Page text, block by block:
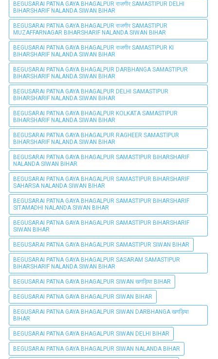
BEGUSARAI PATNA GAYA BHAGALPUR राजगीर SAMASTIPUR DELHI
BIHARSHARIF NALANDA SIWAN BIHAR
BEGUSARAI PATNA GAYA BHAGALPUR राजगीर SAMASTIPUR
MUZAFFARNAGAR BIHARSHARIF NALANDA SIWAN BIHAR
BEGUSARAI PATNA GAYA BHAGALPUR राजगीर SAMASTIPUR KI
BIHARSHARIF NALANDA SIWAN BIHAR
BEGUSARAI PATNA GAYA BHAGALPUR DARBHANGA SAMASTIPUR
BIHARSHARIF NALANDA SIWAN BIHAR
BEGUSARAI PATNA GAYA BHAGALPUR DELHI SAMASTIPUR
BIHARSHARIF NALANDA SIWAN BIHAR
BEGUSARAI PATNA GAYA BHAGALPUR KOLKATA SAMASTIPUR
BIHARSHARIF NALANDA SIWAN BIHAR
BEGUSARAI PATNA GAYA BHAGALPUR RAGHEER SAMASTIPUR
BIHARSHARIF NALANDA SIWAN BIHAR
BEGUSARAI PATNA GAYA BHAGALPUR SAMASTIPUR BIHARSHARIF
NALANDA SIWAN BIHAR
BEGUSARAI PATNA GAYA BHAGALPUR SAMASTIPUR BIHARSHARIF
SAHARSA NALANDA SIWAN BIHAR
BEGUSARAI PATNA GAYA BHAGALPUR SAMASTIPUR BIHARSHARIF
SITAMADHI NALANDA SIWAN BIHAR
BEGUSARAI PATNA GAYA BHAGALPUR SAMASTIPUR BIHARSHARIF
SIWAN BIHAR
BEGUSARAI PATNA GAYA BHAGALPUR SAMASTIPUR SIWAN BIHAR
BEGUSARAI PATNA GAYA BHAGALPUR SASARAM SAMASTIPUR
BIHARSHARIF NALANDA SIWAN BIHAR
BEGUSARAI PATNA GAYA BHAGALPUR SIWAN खगड़िया BIHAR
BEGUSARAI PATNA GAYA BHAGALPUR SIWAN BIHAR
BEGUSARAI PATNA GAYA BHAGALPUR SIWAN DARBHANGA खगड़िया
BIHAR
BEGUSARAI PATNA GAYA BHAGALPUR SIWAN DELHI BIHAR
BEGUSARAI PATNA GAYA BHAGALPUR SIWAN NALANDA BIHAR